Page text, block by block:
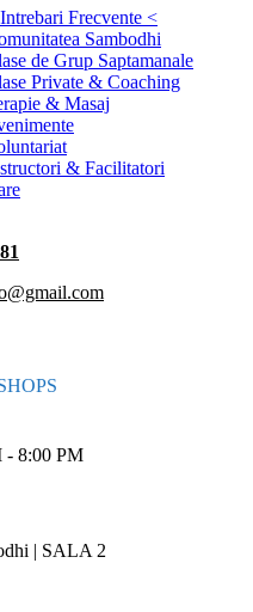
Frecvente <
Sambodhi
de Grup Saptamanale
Private & Coaching
& Masaj
& Facilitatori
- 8:00 PM
| SALA 2